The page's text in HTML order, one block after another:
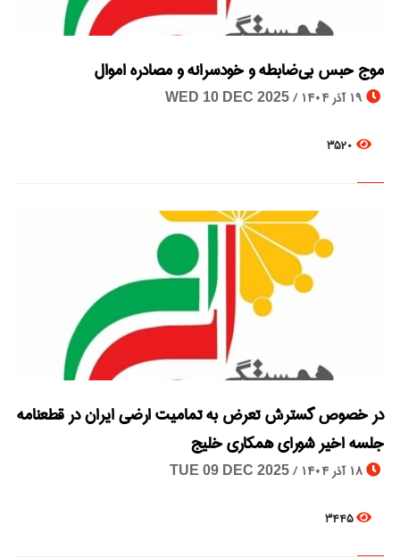
© Image Copyrights Title
موج حبس بی‌ضابطه و خودسرانه و مصادره اموال
19 آذر 1404 / WED 10 DEC 2025
3520
© Image Copyrights Title
در خصوص گسترش تعرض به تمامیت ارضی ایران در قطعنامه
جلسه اخیر شورای همکاری خلیج
18 آذر 1404 / TUE 09 DEC 2025
3445